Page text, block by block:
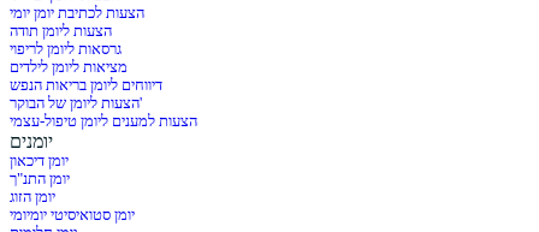
הצעות לכתיבת יומן יומי
הצעות ליומן תודה
גרסאות ליומן לריפוי
מציאות ליומן לילדים
דיווחים ליומן בריאות הנפש
הצעות ליומן של הבוקר'
הצעות למענים ליומן טיפול-עצמי
יומנים
יומן דיכאון
יומן התנ"ך
יומן הזוג
יומן סטואיסיטי יומיומי